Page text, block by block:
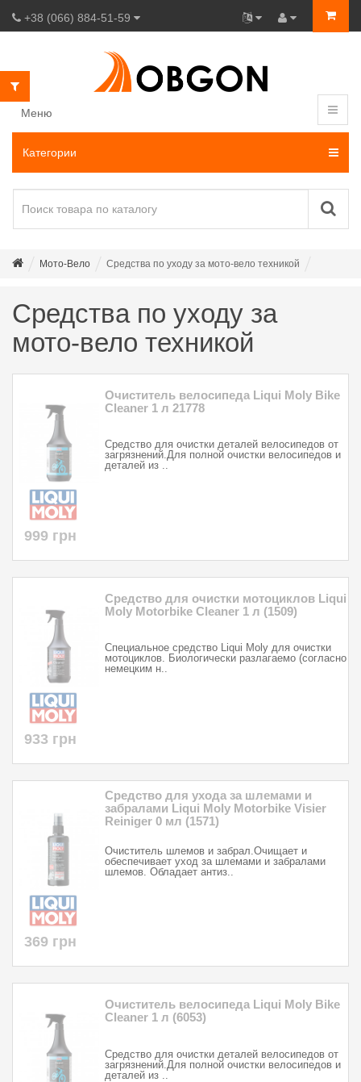
+38 (066) 884-51-59
Меню
Категории
Мото-Вело Средства по уходу за мото-вело техникой
Средства по уходу за
мото-вело техникой
Очиститель велосипеда Liqui Moly Bike
Cleaner 1 л 21778
Средство для очистки деталей велосипедов от
загрязнений.Для полной очистки велосипедов и
деталей из ..
999 грн
Средство для очистки мотоциклов Liqui
Moly Motorbike Cleaner 1 л (1509)
Специальное средство Liqui Moly для очистки
мотоциклов. Биологически разлагаемо (согласно
немецким н..
933 грн
Средство для ухода за шлемами и
забралами Liqui Moly Motorbike Visier
Reiniger 0 мл (1571)
Очиститель шлемов и забрал.Очищает и
обеспечивает уход за шлемами и забралами
шлемов. Обладает антиз..
369 грн
Очиститель велосипеда Liqui Moly Bike
Cleaner 1 л (6053)
Средство для очистки деталей велосипедов от
загрязнений.Для полной очистки велосипедов и
деталей из ..